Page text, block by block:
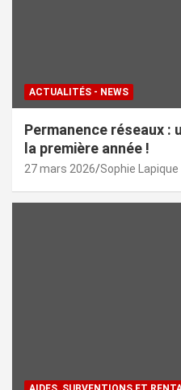
ACTUALITÉS - NEWS
Permanence réseaux
la première année !
27 mars 2026 Sophie Lapique